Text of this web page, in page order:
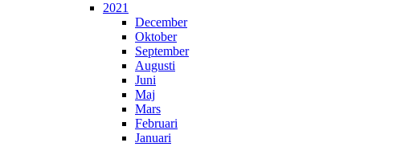
2021
December
Oktober
September
Augusti
Juni
Maj
Mars
Februari
Januari